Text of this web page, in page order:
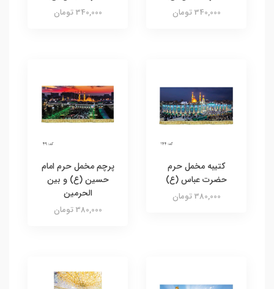
340,000 تومان 340,000 تومان
کتیبه مخمل حرم
حضرت عباس (ع)
380,000 تومان
پرچم مخمل حرم امام
حسین (ع) و بین
الحرمین
380,000 تومان